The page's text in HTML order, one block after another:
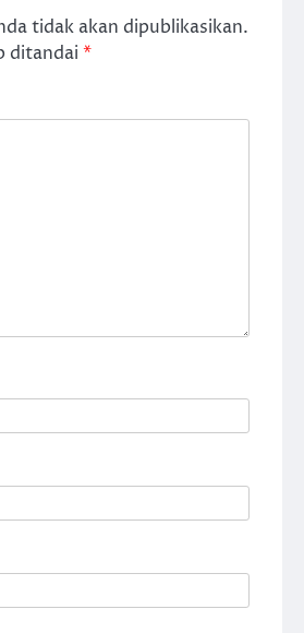
tidak akan dipublikasikan.
ditandai *